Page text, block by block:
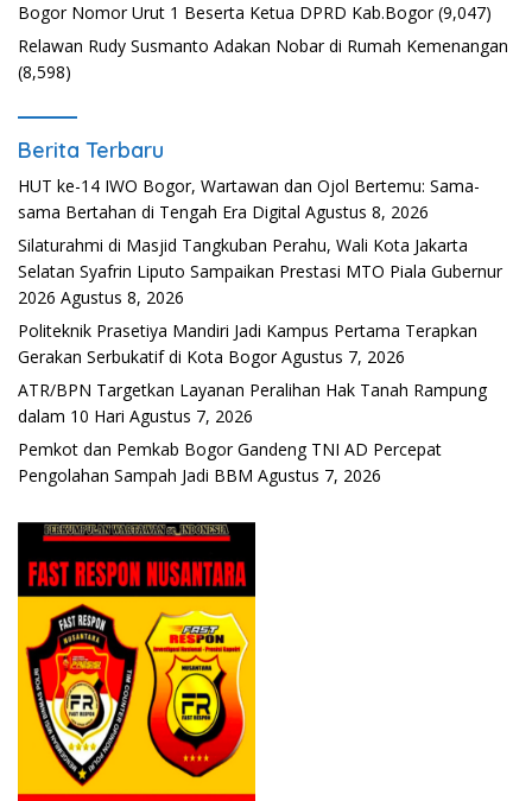
Bogor Nomor Urut 1 Beserta Ketua DPRD Kab.Bogor (9,047)
Relawan Rudy Susmanto Adakan Nobar di Rumah Kemenangan
(8,598)
Berita Terbaru
HUT ke-14 IWO Bogor, Wartawan dan Ojol Bertemu: Sama-
sama Bertahan di Tengah Era Digital Agustus 8, 2026
Silaturahmi di Masjid Tangkuban Perahu, Wali Kota Jakarta
Selatan Syafrin Liputo Sampaikan Prestasi MTO Piala Gubernur
2026 Agustus 8, 2026
Politeknik Prasetiya Mandiri Jadi Kampus Pertama Terapkan
Gerakan Serbukatif di Kota Bogor Agustus 7, 2026
ATR/BPN Targetkan Layanan Peralihan Hak Tanah Rampung
dalam 10 Hari Agustus 7, 2026
Pemkot dan Pemkab Bogor Gandeng TNI AD Percepat
Pengolahan Sampah Jadi BBM Agustus 7, 2026